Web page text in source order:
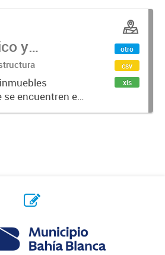
y
Partido
encuentren en
para la
otro
csv
xls